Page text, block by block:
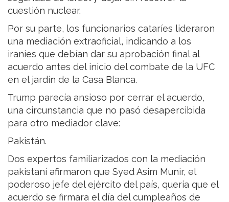
cuestión nuclear.
Por su parte, los funcionarios cataríes lideraron
una mediación extraoficial, indicando a los
iraníes que debían dar su aprobación final al
acuerdo antes del inicio del combate de la UFC
en el jardín de la Casa Blanca.
Trump parecía ansioso por cerrar el acuerdo,
una circunstancia que no pasó desapercibida
para otro mediador clave:
Pakistán.
Dos expertos familiarizados con la mediación
pakistaní afirmaron que Syed Asim Munir, el
poderoso jefe del ejército del país, quería que el
acuerdo se firmara el día del cumpleaños de